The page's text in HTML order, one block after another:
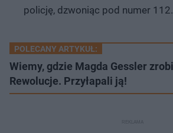
policję, dzwoniąc pod numer 112.
POLECANY ARTYKUŁ:
Wiemy, gdzie Magda Gessler
Rewolucje. Przyłapali ją!